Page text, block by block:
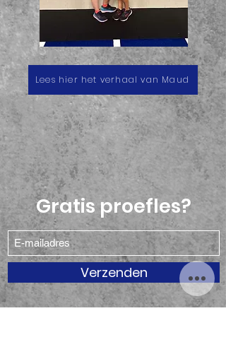
Lees hier het verhaal van Maud
Gratis proefles?
Verzenden